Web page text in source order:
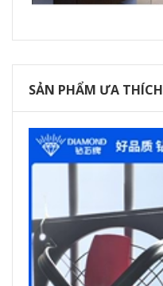
SẢN PHẨM ƯA THÍCH